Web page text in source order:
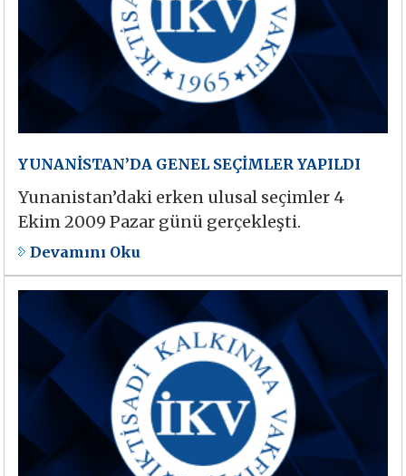
YUNANİSTAN’DA GENEL SEÇİMLER YAPILDI
Yunanistan’daki erken ulusal seçimler 4
Ekim 2009 Pazar günü gerçekleşti.
Devamını Oku